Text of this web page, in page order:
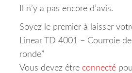
Il n’y a pas encore d’avis.
Soyez le premier à laisser
Linear TD 4001 – Courroie
ronde”
Vous devez être connecté